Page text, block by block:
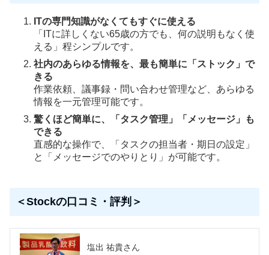
ITの専門知識がなくてもすぐに使える
「ITに詳しくない65歳の方でも、何の説明もなく使
える」程シンプルです。
社内のあらゆる情報を、最も簡単に「ストック」で
きる
作業依頼、議事録・問い合わせ管理など、あらゆる
情報を一元管理可能です。
驚くほど簡単に、「タスク管理」「メッセージ」も
できる
直感的な操作で、「タスクの担当者・期日の設定」
と「メッセージでのやりとり」が可能です。
＜Stockの口コミ・評判＞
塩出 祐貴さん